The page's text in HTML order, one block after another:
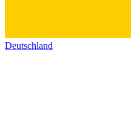
Deutschland